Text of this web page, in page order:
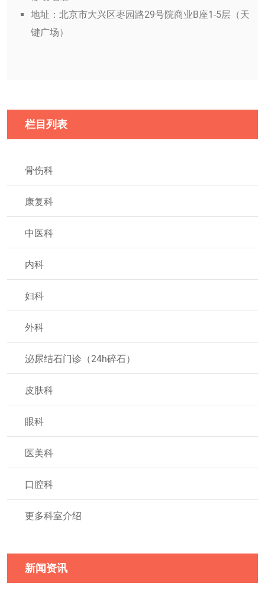
地址：北京市大兴区枣园路29号院商业B座1-5层（天
键广场）
栏目列表
骨伤科
康复科
中医科
内科
妇科
外科
泌尿结石门诊（24h碎石）
皮肤科
眼科
医美科
口腔科
更多科室介绍
新闻资讯